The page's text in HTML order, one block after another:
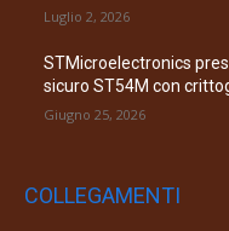
Luglio 2, 2026
STMicroelectronics
sicuro ST54M con
Giugno 25, 2026
COLLEGAMENTI